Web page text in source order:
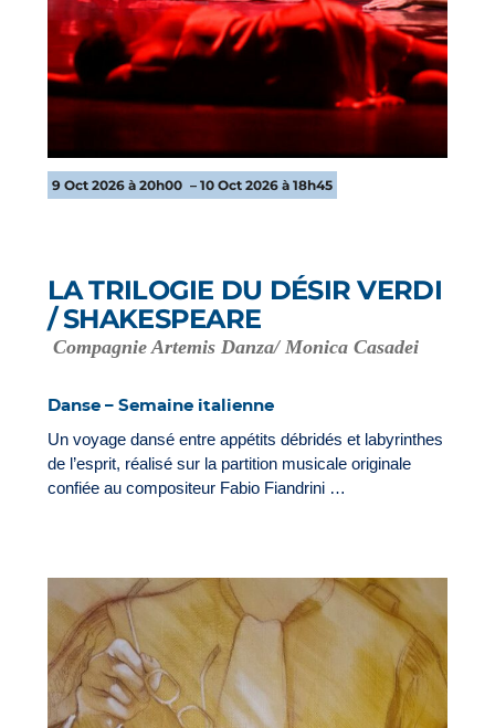
9 Oct 2026 à 20h00 – 10 Oct 2026 à 18h45
LA TRILOGIE DU DÉSIR VERDI
/ SHAKESPEARE
Compagnie Artemis Danza/ Monica Casadei
Danse – Semaine italienne
Un voyage dansé entre appétits débridés et labyrinthes
de l’esprit, réalisé sur la partition musicale originale
confiée au compositeur Fabio Fiandrini …